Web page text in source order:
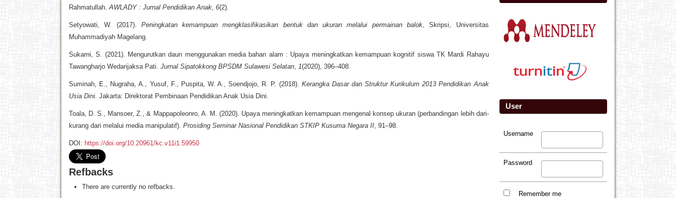
User
Username
Password
Remember me
Rahmatullah.AWLADY : Jurnal Pendidikan Anak, 6(2).
Setyowati, W. (2017). Peningkatan kemampuan mengklasifikasikan bentuk dan ukuran melalui permainan balok,Skripsi, Universitas
Muhammadiyah Magelang.
Sukarni, S. (2021). Mengurutkan daun menggunakan media bahan alam : Upaya meningkatkan kemampuan kognitif siswa TK Mardi Rahayu
Tawangharjo Wedarijaksa Pati. Jurnal Sipatokkong BPSDM Sulawesi Selatan, 1(2020), 396–408.
Suminah, E., Nugraha, A., Yusuf, F., Puspita, W. A., Soendjojo, R. P. (2018). Kerangka Dasar dan Struktur Kurikulum 2013 Pendidikan Anak
Usia Dini. Jakarta: Direktorat Pembinaan Pendidikan Anak Usia Dini.
Toala, D. S., Mansoer, Z., & Mappapoleonro, A. M. (2020). Upaya meningkatkan kemampuan mengenal konsep ukuran (perbandingan lebih dari-
kurang dari melalui media manipulatif). Prosiding Seminar Nasional Pendidikan STKIP Kusuma Negara II , 91–98.
DOI: https://doi.org/10.20961/kc.v11i1.59950
Refbacks
There are currently no refbacks.